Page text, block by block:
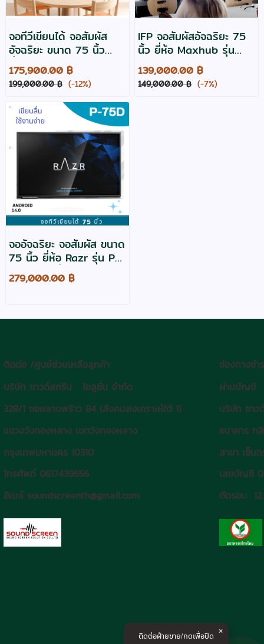
จอทีวีเขียนได้ จอสัมผัส
อัจฉริยะ ขนาด 75 นิ้ว
ยี่ห้อ เบนคิว รุ่น RP7505
IFP
175,900.00 ฿
199,000.00 ฿ (-12%)
IFP จอสัมผัสอัจฉริยะ 75
นิ้ว ยี่ห้อ Maxhub รุ่น
U7540 มีกล้องและ
ไมโครโฟนภายใน AI
139,000.00 ฿
149,000.00 ฿ (-7%)
จออัจฉริยะ จอสัมผัส ขนาด
75 นิ้ว ยี่ห้อ Razr รุ่น P-
75D เขียนลื่น ใช้งานง่าย
279,000.00 ฿
ติดต่อ /ศูนย์ช่วยเหลือลูกค้า
บริษัท ซาวด์สกรีน โซลูชั่น จำกัด
328/1 ซอยลาดพร้าว 84 (สังคมสงเคราะห์ใต้ 1)
แขวงวังทองหลาง เขตวังทองหลาง
กรุงเทพมหานคร 10310
โทรศัพท์ 0617439656
อีเมล์ soundscreenth@gmail.com
ช่องทางชำ
ผ่านบัญชี
บริษัท ซาว
ธนาคาร ก
สาขา เซ็
เลขบัญชี
ตัดรอบ
ติดต่อฝ่ายขาย/กดเพื่อปิด